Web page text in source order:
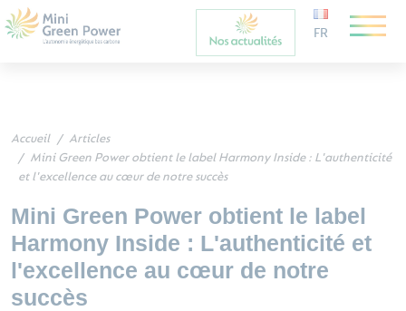
FR
Accueil
Articles
Mini Green Power obtient le label Harmony Inside : L'authenticité
et l'excellence au cœur de notre succès
Mini Green Power obtient le label
Harmony Inside : L'authenticité et
l'excellence au cœur de notre
succès